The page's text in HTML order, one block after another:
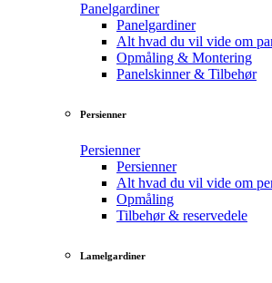
Panelgardiner
Panelgardiner
Alt hvad du vil vide om
Opmåling & Montering
Panelskinner & Tilbehør
Persienner
Persienner
Persienner
Alt hvad du vil vide om
Opmåling
Tilbehør & reservedele
Lamelgardiner